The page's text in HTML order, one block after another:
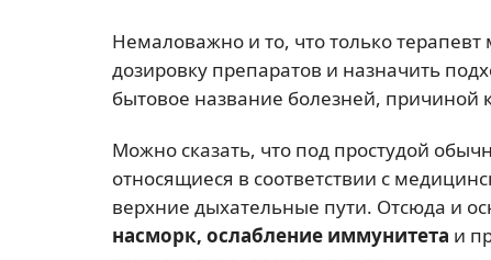
Немаловажно и то, что только
дозировку препаратов и назначить
бытовое название болезней, причиной
Можно сказать, что под простудой
относящиеся в соответствии с
верхние дыхательные пути. Отсюда и
насморк, ослабление иммунитета и